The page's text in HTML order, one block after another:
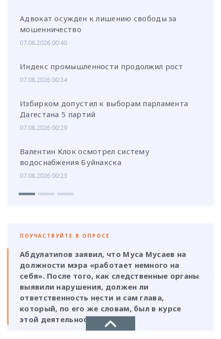
Адвокат осужден к лишению свободы за
мошенничество
07.08.2026 00:40
Индекс промышленности продолжил рост
07.08.2026 00:34
Избирком допустил к выборам парламента
Дагестана 5 партий
07.08.2026 00:29
Валентин Клок осмотрел систему
водоснабжения Буйнакска
07.08.2026 00:23
ПОУЧАСТВУЙТЕ В ОПРОСЕ
Абдулатипов заявил, что Муса Мусаев на
должности мэра «работает немного на
себя». После того, как следственные органы
выявили нарушения, должен ли
ответственность нести и сам глава,
который, по его же словам, был в курсе
этой деятельности?